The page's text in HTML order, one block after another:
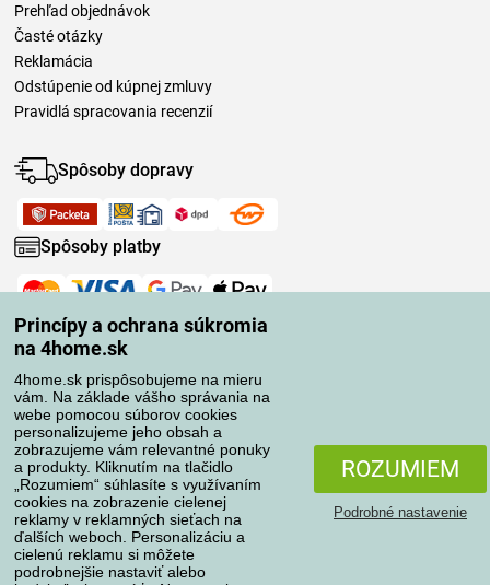
Princípy a ochrana súkromia
na 4home.sk
4home.sk prispôsobujeme na mieru
vám. Na základe vášho správania na
webe pomocou súborov cookies
personalizujeme jeho obsah a
zobrazujeme vám relevantné ponuky
a produkty. Kliknutím na tlačidlo
„Rozumiem“ súhlasíte s využívaním
cookies na zobrazenie cielenej
reklamy v reklamných sieťach na
ďalších weboch. Personalizáciu a
cielenú reklamu si môžete
podrobnejšie nastaviť alebo
ROZUMIEM
Podrobné nastavenie
Prehľad objednávok
Časté otázky
Reklamácia
Odstúpenie od kúpnej zmluvy
Pravidlá spracovania recenzií
Spôsoby dopravy
Spôsoby platby
Spoľahlivý obchod
Ochrana osobných údajov